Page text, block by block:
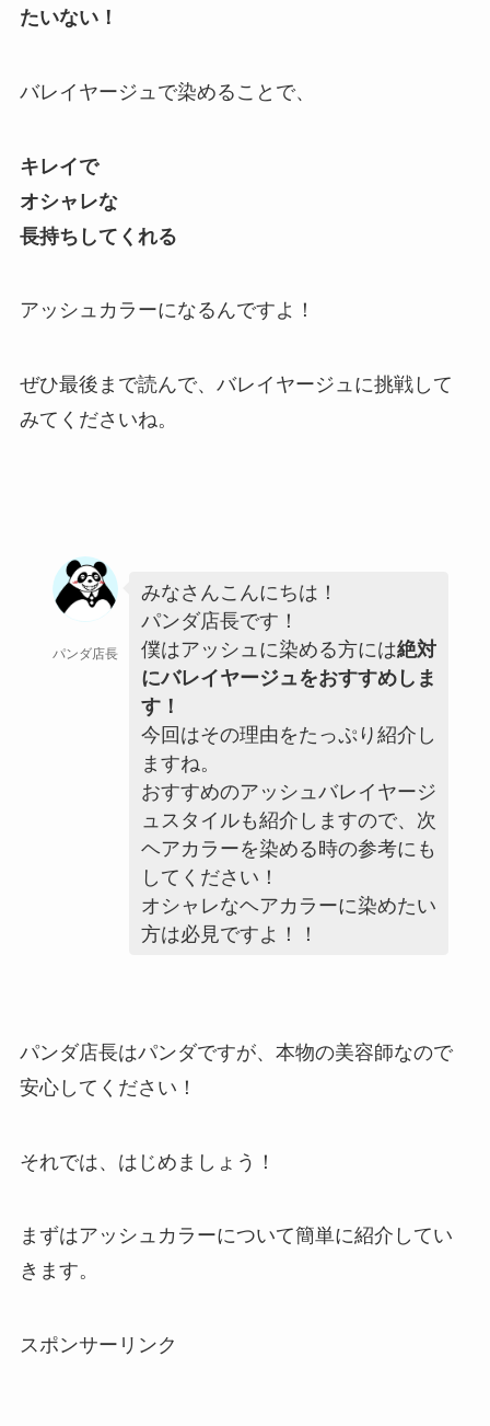
たいない！
バレイヤージュで染めることで、
キレイで
オシャレな
長持ちしてくれる
アッシュカラーになるんですよ！
ぜひ最後まで読んで、バレイヤージュに挑戦して
みてくださいね。
パンダ店長
みなさんこんにちは！
パンダ店長です！
僕はアッシュに染める方には絶対
にバレイヤージュをおすすめしま
す！
今回はその理由をたっぷり紹介し
ますね。
おすすめのアッシュバレイヤージ
ュスタイルも紹介しますので、次
ヘアカラーを染める時の参考にも
してください！
オシャレなヘアカラーに染めたい
方は必見ですよ！！
パンダ店長はパンダですが、本物の美容師なので
安心してください！
それでは、はじめましょう！
まずはアッシュカラーについて簡単に紹介してい
きます。
スポンサーリンク